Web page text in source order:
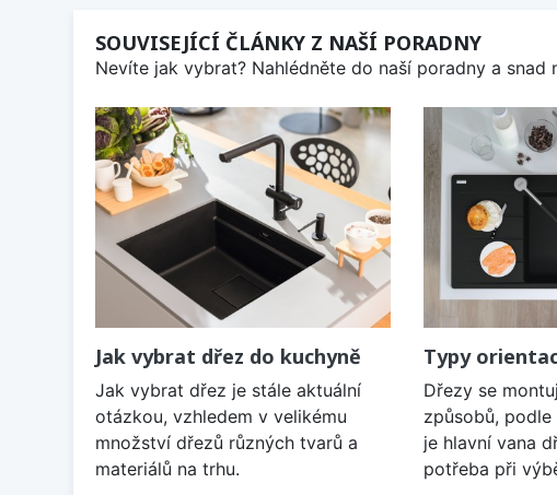
SOUVISEJÍCÍ ČLÁNKY Z NAŠÍ PORADNY
Nevíte jak vybrat? Nahlédněte do naší poradny a
Jak vybrat dřez do kuchyně
Jak vybrat dřez je stále aktuální
otázkou, vzhledem v velikému
množství dřezů různých tvarů a
materiálů na trhu.
Typy
Dřezy se
způsobů,
je hlavní vana
potřeba při